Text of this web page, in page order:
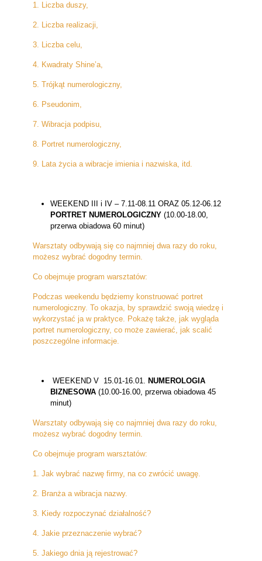
1. Liczba duszy,
2. Liczba realizacji,
3. Liczba celu,
4. Kwadraty Shine’a,
5. Trójkąt numerologiczny,
6. Pseudonim,
7. Wibracja podpisu,
8. Portret numerologiczny,
9. Lata życia a wibracje imienia i nazwiska, itd.
WEEKEND III i IV – 7.11-08.11 ORAZ 05.12-06.12
PORTRET NUMEROLOGICZNY (10.00-18.00,
przerwa obiadowa 60 minut)
Warsztaty odbywają się co najmniej dwa razy do roku,
możesz wybrać dogodny termin.
Co obejmuje program warsztatów:
Podczas weekendu będziemy konstruować portret
numerologiczny. To okazja, by sprawdzić swoją wiedzę i
wykorzystać ja w praktyce. Pokażę także, jak wygląda
portret numerologiczny, co może zawierać, jak scalić
poszczególne informacje.
WEEKEND V 15.01-16.01. NUMEROLOGIA
BIZNESOWA (10.00-16.00, przerwa obiadowa 45
minut)
Warsztaty odbywają się co najmniej dwa razy do roku,
możesz wybrać dogodny termin.
Co obejmuje program warsztatów:
1. Jak wybrać nazwę firmy, na co zwrócić uwagę.
2. Branża a wibracja nazwy.
3. Kiedy rozpoczynać działalność?
4. Jakie przeznaczenie wybrać?
5. Jakiego dnia ją rejestrować?